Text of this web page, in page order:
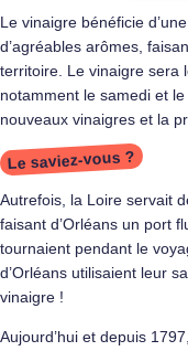
Le vinaigre bénéficie
d’agréables arômes,
territoire. Le vinaigre sera
notamment le samedi et
nouveaux vinaigres et la
Le saviez-vous ?
Autrefois, la Loire servait
faisant d’Orléans un port
tournaient pendant le
d’Orléans utilisaient leur
vinaigre !
Aujourd’hui et depuis